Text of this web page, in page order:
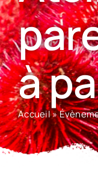
à
Accueil»